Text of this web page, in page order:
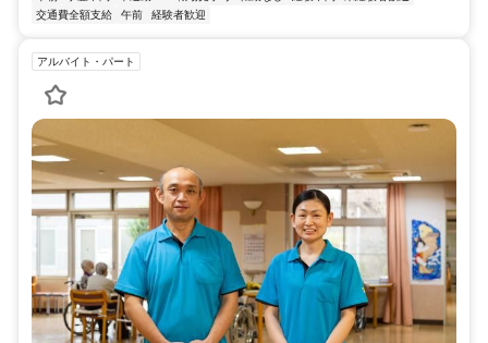
交通費全額支給
午前 経験者歓迎
アルバイト・パート